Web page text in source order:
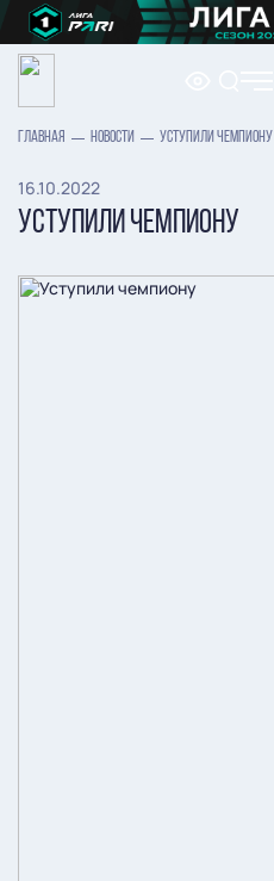
ГЛАВНАЯ НОВОСТИ УСТУПИЛИ ЧЕМПИОНУ
16.10.2022
УСТУПИЛИ ЧЕМПИОНУ